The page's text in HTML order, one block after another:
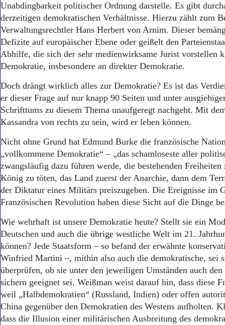
Kontakt
Impressum
Datenschutz
Unabdingbarkeit politischer Ordnung darstelle. Es gibt
derzeitigen demokratischen Verhältnisse. Hierzu zählt zum
Verwaltungsrechtler Hans Herbert von Arnim. Dieser
Defizite auf europäischer Ebene oder geißelt den
Abhilfe, die sich der sehr medienwirksame Jurist vorstellen
Demokratie, insbesondere an direkter Demokratie.
Doch drängt wirklich alles zur Demokratie? Es ist das
er dieser Frage auf nur knapp 90 Seiten und unter
Schrifttums zu diesem Thema unaufgeregt nachgeht. Mit
Kassandra von rechts zu sein, wird er leben können.
Nicht ohne Grund hat Edmund Burke die französische
„vollkommene Demokratie“ – „das schamloseste aller
zwangsläufig dazu führen werde, die bestehenden
König zu töten, das Land zuerst der Anarchie, dann dem
der Diktatur eines Militärs preiszugeben. Die Ereignisse im
Französischen Revolution haben diese Sicht auf die Dinge
Wie wehrhaft ist unsere Demokratie heute? Stellt sie ein
Deutschen und auch die übrige westliche Welt im 21.
können? Jede Staatsform – so befand der erwähnte
Winfried Martini –, mithin also auch die demokratische, sei
überprüfen, ob sie unter den jeweiligen Umständen auch den
sichern geeignet sei. Weißman weist darauf hin, dass diese
weil „Halbdemokratien“ (Russland, Indien) oder offen
China gegenüber den Demokratien des Westens aufholten.
dass die Illusion einer militärischen Ausbreitung des